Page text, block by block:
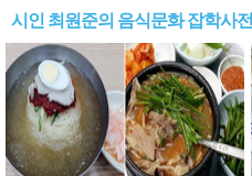
시인 최원준의 음식문화 잡학사전